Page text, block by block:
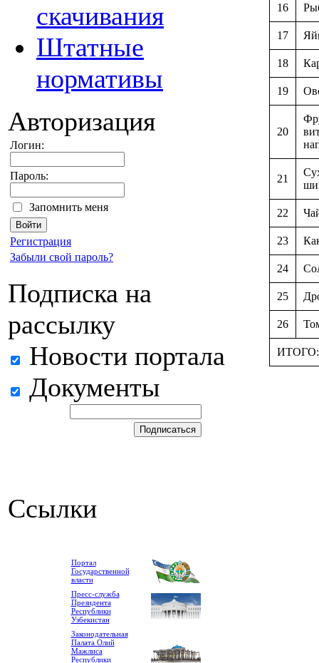
скачивания
Штатные
нормативы
Авторизация
Логин:
Пароль:
Запомнить меня
Регистрация
Забыли свой пароль?
Подписка на
рассылку
Новости портала
Документы
Ссылки
Портал
Государственной
власти
Пресс-служба
Президента
Республики
Узбекистан
Законодательная
Палата Олий
Мажлиса
Республики
16
17
18
19
20
21
22
23
24
25
26
ИТОГО: